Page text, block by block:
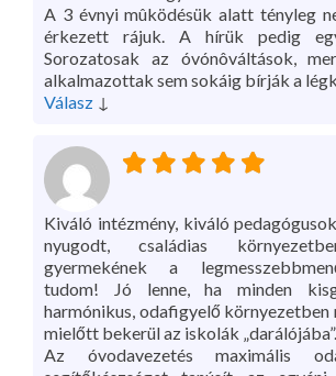
A 3 évnyi mûködésük alatt tényleg
érkezett rájuk. A hírük pedig
Sorozatosak az óvónôváltások,
alkalmazottak sem sokáig bírják a
Válasz ↓
Kiváló intézmény, kiváló
nyugodt, családias
gyermekének a
tudom! Jó lenne, ha minden
harmónikus, odafigyelő környezetben
mielőtt bekerül az iskolák „darálójába”.
Az óvodavezetés maximális